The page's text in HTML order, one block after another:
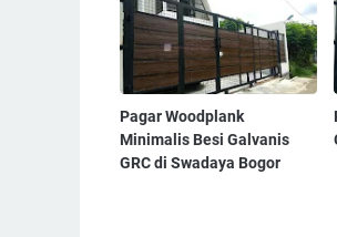
Pagar Woodplank
Minimalis Besi Galvanis
GRC di Swadaya Bogor